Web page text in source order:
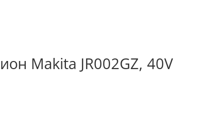
Makita JR002GZ, 40V